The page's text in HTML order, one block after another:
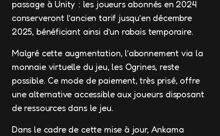
passage à Unity : les joueurs abonnés en 2024
conserveront l’ancien tarif jusqu’en décembre
2025, bénéficiant ainsi d’un rabais temporaire.
Malgré cette augmentation, l’abonnement via la
monnaie virtuelle du jeu, les Ogrines, reste
possible. Ce mode de paiement, très prisé, offre
une alternative accessible aux joueurs disposant
de ressources dans le jeu.
Dans le cadre de cette mise à jour, Ankama